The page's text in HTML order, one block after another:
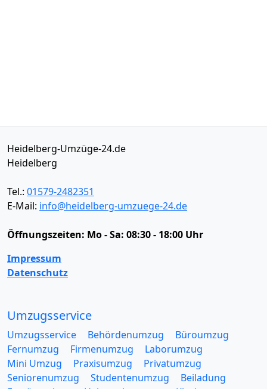
Heidelberg-Umzüge-24.de
Heidelberg
Tel.: 01579-2482351
E-Mail: info@heidelberg-umzuege-24.de
Öffnungszeiten: Mo - Sa: 08:30 - 18:00 Uhr
Impressum
Datenschutz
Umzugsservice
Umzugsservice Behördenumzug
Büroumzug
Fernumzug
Firmenumzug
Laborumzug
Mini Umzug
Praxisumzug
Privatumzug
Seniorenumzug
Studentenumzug
Beiladung